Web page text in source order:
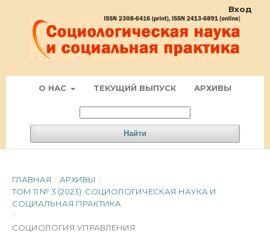
О НАС ТЕКУЩИЙ ВЫПУСК АРХИВЫ
Найти
Вход
ГЛАВНАЯ / АРХИВЫ /
ТОМ 11 № 3 (2023): СОЦИОЛОГИЧЕСКАЯ НАУКА И
СОЦИАЛЬНАЯ ПРАКТИКА
/
СОЦИОЛОГИЯ УПРАВЛЕНИЯ